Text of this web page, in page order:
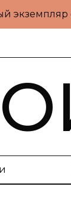
экземпляр